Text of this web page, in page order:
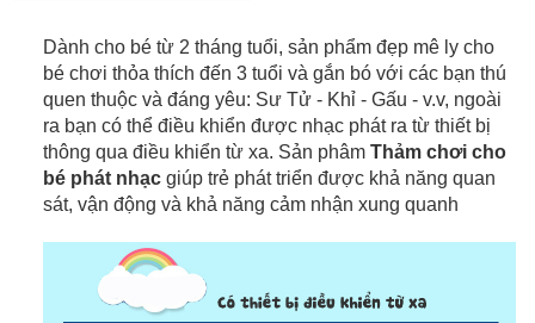
Dành cho bé từ 2 tháng tuổi, sản phẩm đẹp mê ly cho
bé chơi thỏa thích đến 3 tuổi và gắn bó với các bạn thú
quen thuộc và đáng yêu: Sư Tử - Khỉ - Gấu - v.v, ngoài
ra bạn có thể điều khiển được nhạc phát ra từ thiết bị
thông qua điều khiển từ xa. Sản phâmThảm chơi cho
bé phát nhạcgiúp trẻ phát triển được khả năng quan
sát, vận động và khả năng cảm nhận xung quanh